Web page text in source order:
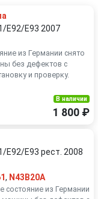
E92/E93 2007
из Германии снято
без дефектов с
и проверку.
В наличии
1 800 ₽
E92/E93 рест. 2008
, N43B20A
состояние из Германии